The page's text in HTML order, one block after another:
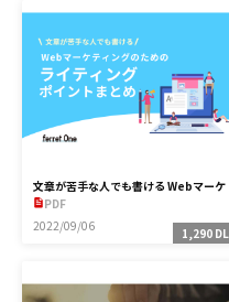
文章が苦手な人でも書ける Webマーケ
ティングのためのライティングポイン
PDF
2022/09/06
1,290 DL